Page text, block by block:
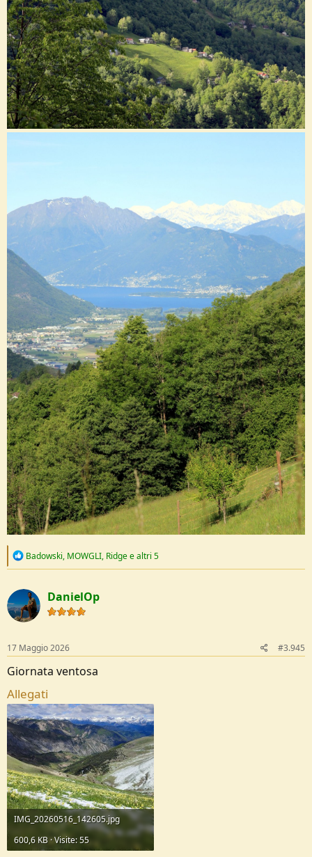
R
c
i
o
s
:
Badowski, MOWGLI, Ridgee altri 5
DanielOp
17 Maggio 2026 #3.945
Giornata ventosa
Allegati
IMG_20260516_142605.jpg
600,6 KB · Visite: 55